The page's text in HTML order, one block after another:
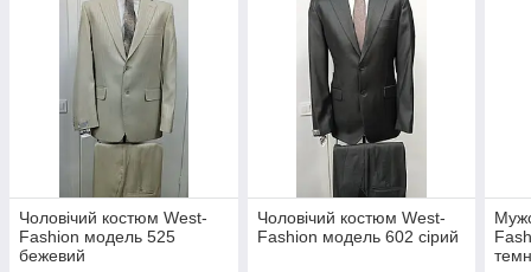
Чоловічий костюм West-
Fashion модель 525
бежевий
Чоловічий костюм West-
Fashion модель 602 сірий